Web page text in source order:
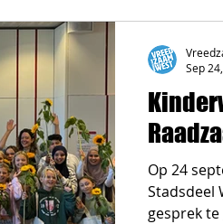
Inspiratiesessie
Op 24
Stadsdeel
gesprek
Sep